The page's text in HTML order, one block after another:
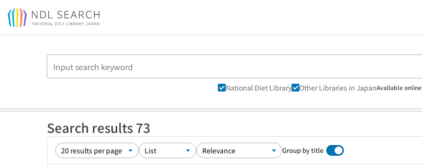
Jump to main content
National Diet Library Other Libraries in JapanAvailable online
Search results 73
Group by title